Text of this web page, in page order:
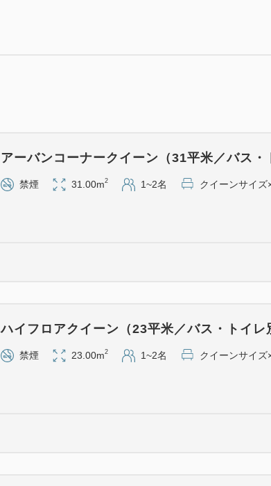
ワイン
＜特典＞
ドイツ
ワイン
をメルロ
※ノン
※プレ
・パテ
アーバンコーナークイーン（31平米／バス・
禁煙 31.00m2 1~2名 クイーンサイズ
ハイフロアクイーン（23平米／バス・トイレ
禁煙 23.00m2 1~2名 クイーンサイズ